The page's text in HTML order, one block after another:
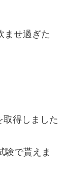
ませ過ぎた
得しました
験で貰えま